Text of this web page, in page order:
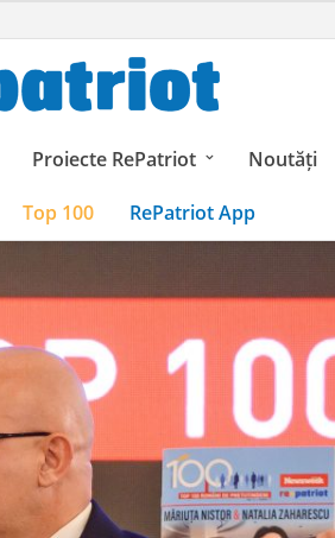
Proiecte RePatriot Noutăți
Top 100 RePatriot App